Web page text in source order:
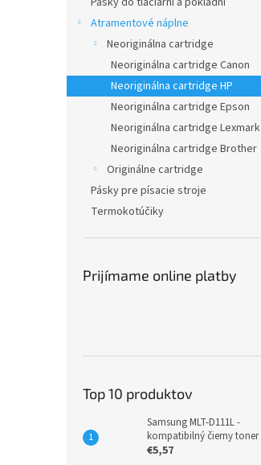
Atramentové náplne
Neoriginálna cartridge
Neoriginálna cartridge Canon
Neoriginálna cartridge HP
Neoriginálna cartridge Epson
Neoriginálna cartridge Lexmark
Neoriginálna cartridge Brother
Originálne cartridge
Pásky pre písacie stroje
Termokotúčiky
Prijímame online platby
Top 10 produktov
Samsung MLT-D111L -
kompatibilný čierny toner
€5,57